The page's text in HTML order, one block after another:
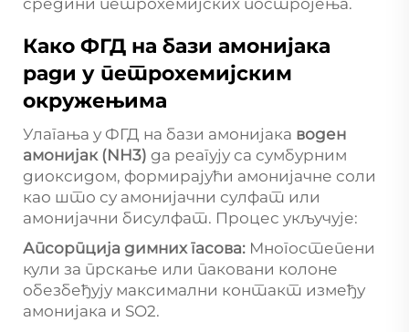
средини петрохемијских постројења.
Како ФГД на бази амонијака
ради у петрохемијским
окружењима
Улагања у ФГД на бази амонијака воден
амонијак (NH3) да реагују са сумбурним
диоксидом, формирајући амонијачне соли
као што су амонијачни сулфат или
амонијачни бисулфат. Процес укључује:
Апсорпција димних гасова: Многостепени
кули за прскање или паковани колоне
обезбеђују максимални контакт између
амонијака и SO2.